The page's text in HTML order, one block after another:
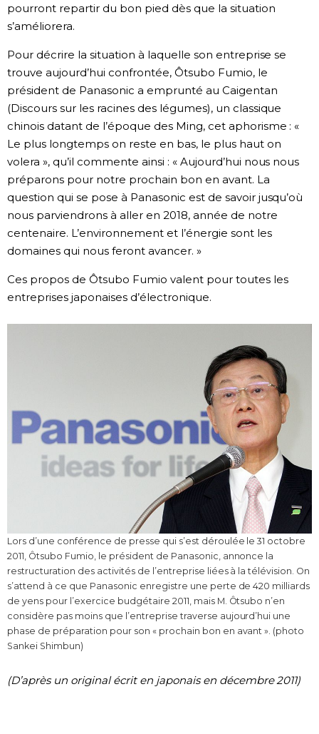
pourront repartir du bon pied dès que la situation
s’améliorera.
Pour décrire la situation à laquelle son entreprise se
trouve aujourd’hui confrontée, Ôtsubo Fumio, le
président de Panasonic a emprunté au Caigentan
(Discours sur les racines des légumes), un classique
chinois datant de l’époque des Ming, cet aphorisme : «
Le plus longtemps on reste en bas, le plus haut on
volera », qu’il commente ainsi : « Aujourd’hui nous nous
préparons pour notre prochain bon en avant. La
question qui se pose à Panasonic est de savoir jusqu’où
nous parviendrons à aller en 2018, année de notre
centenaire. L’environnement et l’énergie sont les
domaines qui nous feront avancer. »
Ces propos de Ôtsubo Fumio valent pour toutes les
entreprises japonaises d’électronique.
Lors d’une conférence de presse qui s’est déroulée le 31 octobre
2011, Ôtsubo Fumio, le président de Panasonic, annonce la
restructuration des activités de l’entreprise liées à la télévision. On
s’attend à ce que Panasonic enregistre une perte de 420 milliards
de yens pour l’exercice budgétaire 2011, mais M. Ôtsubo n’en
considère pas moins que l’entreprise traverse aujourd’hui une
phase de préparation pour son « prochain bon en avant ». (photo
Sankei Shimbun)
(D’après un original écrit en japonais en décembre 2011)